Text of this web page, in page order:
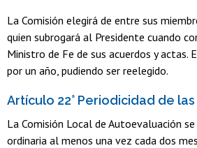
La Comisión elegirá de entre sus
quien subrogará al Presidente cuando
Ministro de Fe de sus acuerdos y actas.
por un año, pudiendo ser reelegido.
Artículo 22° Periodicidad de
La Comisión Local de Autoevaluación
ordinaria al menos una vez cada dos